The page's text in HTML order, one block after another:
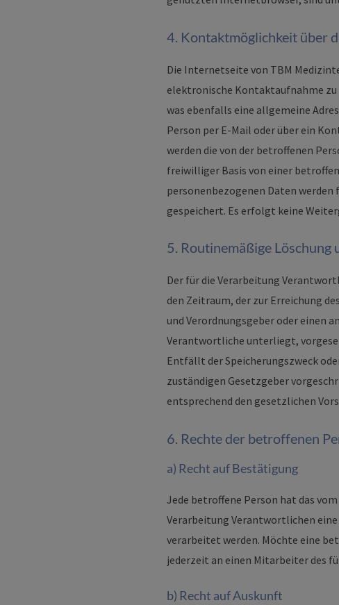
4. Kontaktmöglichkeit über
Die Internetseite von TBM
elektronische Kontaktaufnahme
was ebenfalls eine allgemeine
Person per E-Mail oder über ein
werden die von der betroffenen
freiwilliger Basis von einer
personenbezogenen Daten
gespeichert. Es erfolgt keine
5. Routinemäßige Löschung
Der für die Verarbeitung
den Zeitraum, der zur Erreichung
und Verordnungsgeber oder einen
Verantwortliche unterliegt,
Entfällt der Speicherungszweck
zuständigen Gesetzgeber
entsprechend den gesetzlichen
6. Rechte der betroffenen
a) Recht auf Bestätigung
Jede betroffene Person hat das
Verarbeitung Verantwortlichen
verarbeitet werden. Möchte eine
jederzeit an einen Mitarbeiter des
b) Recht auf Auskunft